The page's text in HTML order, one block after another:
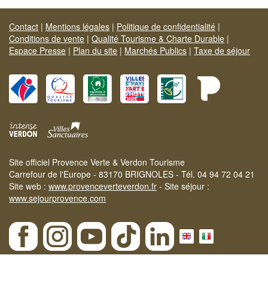
Contact | Mentions légales | Politique de confidentialité |
Conditions de vente | Qualité Tourisme & Charte Durable |
Espace Presse | Plan du site | Marchés Publics | Taxe de séjour
Site officiel Provence Verte & Verdon Tourisme
Carrefour de l'Europe - 83170 BRIGNOLES - Tél. 04 94 72 04 21
Site web : www.provenceverteverdon.fr - Site séjour :
www.sejourprovence.com